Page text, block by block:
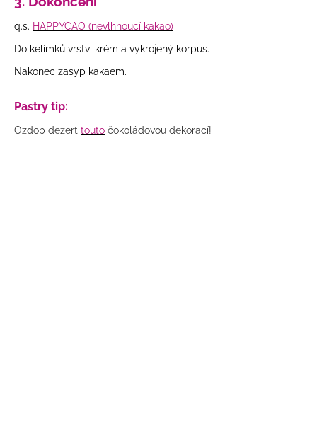
q.s. HAPPYCAO (nevlhnoucí kakao)
Do kelímků vrstvi krém a vykrojený korpus.
Nakonec zasyp kakaem.
Pastry tip:
Ozdob dezert touto čokoládovou dekorací!